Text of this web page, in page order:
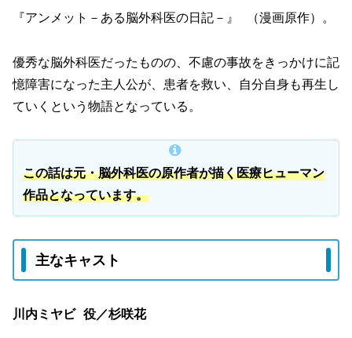
『アンメット－ある脳外科医の日記－』 （漫画原作）。
優秀な脳外科医だったものの、不慮の事故をきっかけに記
憶障害になった主人公が、患者を救い、自分自身も再生し
ていくという物語となっている。
この話は元・脳外科医の原作者が描く医療ヒューマン
作品となっています。
主なキャスト
川内ミヤビ 役／杉咲花